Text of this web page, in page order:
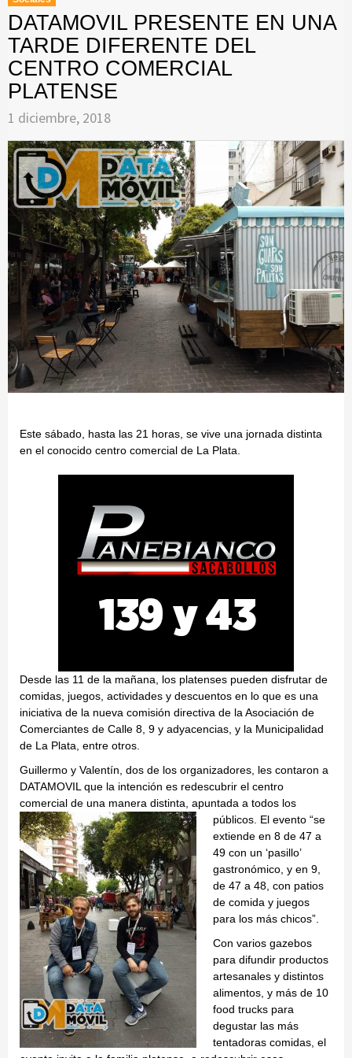
DATAMOVIL PRESENTE EN UNA
TARDE DIFERENTE DEL
CENTRO COMERCIAL
PLATENSE
1 diciembre, 2018
Este sábado, hasta las 21 horas, se vive una jornada distinta
en el conocido centro comercial de La Plata.
Desde las 11 de la mañana, los platenses pueden disfrutar de
comidas, juegos, actividades y descuentos en lo que es una
iniciativa de la nueva comisión directiva de la Asociación de
Comerciantes de Calle 8, 9 y adyacencias, y la Municipalidad
de La Plata, entre otros.
Guillermo y Valentín, dos de los organizadores, les contaron a
DATAMOVIL que la intención es redescubrir el centro
comercial de una manera distinta, apuntada a todos los
públicos. El evento “se
extiende en 8 de 47 a
49 con un ‘pasillo’
gastronómico, y en 9,
de 47 a 48, con patios
de comida y juegos
para los más chicos”.
Con varios gazebos
para difundir productos
artesanales y distintos
alimentos, y más de 10
food trucks para
degustar las más
tentadoras comidas, el